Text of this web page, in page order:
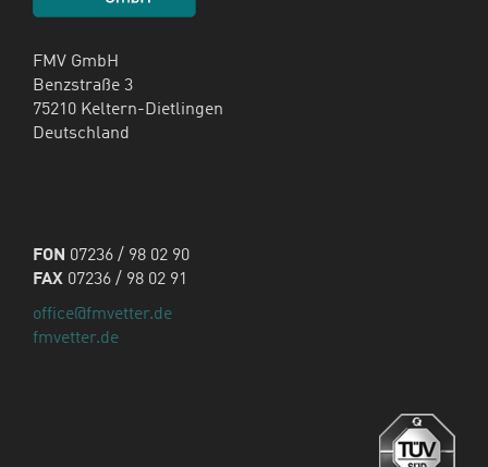
FMV GmbH
Benzstraße 3
75210 Keltern-Dietlingen
Deutschland
FON 07236 / 98 02 90
FAX 07236 / 98 02 91
office@fmvetter.de
fmvetter.de